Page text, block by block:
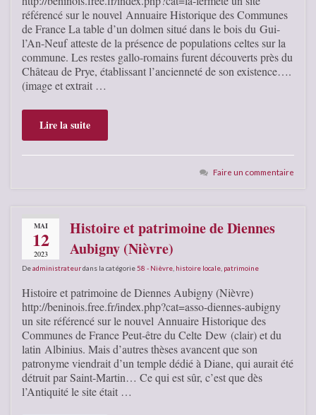
référencé sur le nouvel Annuaire Historique des Communes
de France La table d’un dolmen situé dans le bois du Gui-
l’An-Neuf atteste de la présence de populations celtes sur la
commune. Les restes gallo-romains furent découverts près du
Château de Prye, établissant l’ancienneté de son existence….
(image et extrait …
Lire la suite
Faire un commentaire
MAI
12
2023
Histoire et patrimoine de Diennes
Aubigny (Nièvre)
Deadministrateurdans la catégorie 58 - Nièvre histoire locale patrimoine
Histoire et patrimoine de Diennes Aubigny (Nièvre)
http://beninois.free.fr/index.php?cat=asso-diennes-aubigny
un site référencé sur le nouvel Annuaire Historique des
Communes de France Peut-être du Celte Dew (clair) et du
latin Albinius. Mais d’autres thèses avancent que son
patronyme viendrait d’un temple dédié à Diane, qui aurait été
détruit par Saint-Martin… Ce qui est sûr, c’est que dès
l’Antiquité le site était …